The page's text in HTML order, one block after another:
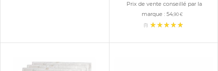
Prix de vente conseillé par la
marque :54,90 €
(1)